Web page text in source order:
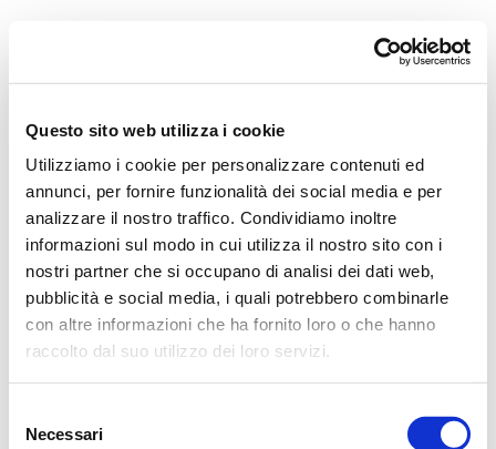
Questo sito web utilizza i cookie
Utilizziamo i cookie per personalizzare contenuti ed
annunci, per fornire funzionalità dei social media e per
analizzare il nostro traffico. Condividiamo inoltre
informazioni sul modo in cui utilizza il nostro sito con i
nostri partner che si occupano di analisi dei dati web,
pubblicità e social media, i quali potrebbero combinarle
con altre informazioni che ha fornito loro o che hanno
raccolto dal suo utilizzo dei loro servizi.
delNecessari
Direttore artistico
Professori D’Orchestra
La Storia
I Protagonisti
I Festival
Regolamento di Sala
Area Tecnica
Calendario
Cartellone
I Pomeriggi Musicali
Teatro Dal Verme
Biglietteria